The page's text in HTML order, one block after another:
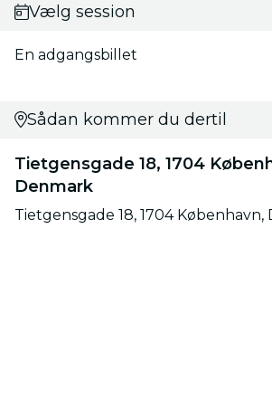
Vælg session
En adgangsbillet
Sådan kommer du dertil
Tietgensgade 18, 1704
Denmark
Tietgensgade 18, 1704 København,